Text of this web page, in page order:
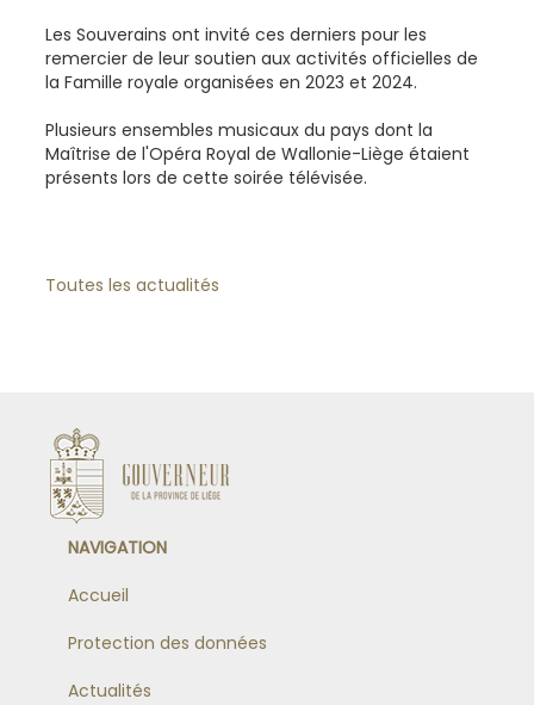
Les Souverains ont invité ces derniers pour les
remercier de leur soutien aux activités officielles de
la Famille royale organisées en 2023 et 2024.
Plusieurs ensembles musicaux du pays dont la
Maîtrise de l'Opéra Royal de Wallonie-Liège étaient
présents lors de cette soirée télévisée.
Toutes les actualités
NAVIGATION
Accueil
Protection des données
Actualités